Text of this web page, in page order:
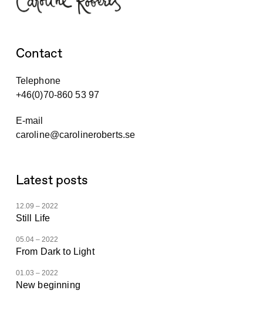
Contact
Telephone
+46(0)70-860 53 97
E-mail
caroline@carolineroberts.se
Latest posts
12.09 – 2022
Still Life
05.04 – 2022
From Dark to Light
01.03 – 2022
New beginning